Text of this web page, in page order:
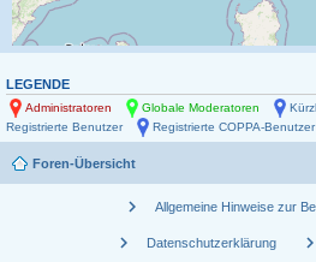
LEGENDE
Administratoren Globale Moderatoren
Registrierte Benutzer
Registrierte COPPA-Benutzer
Foren-Übersicht
chevron_right Allgemeine Hinweise zur
chevron_right Datenschutzerklärung chevron_right